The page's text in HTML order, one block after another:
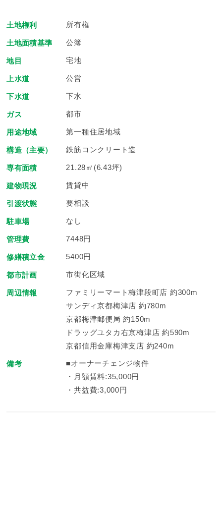
土地権利 所有権
土地面積基準 公簿
地目 宅地
上水道 公営
下水道 下水
ガス 都市
用途地域 第一種住居地域
構造（主要） 鉄筋コンクリート造
専有面積 21.28㎡(6.43坪)
建物現況 賃貸中
引渡状態 要相談
駐車場 なし
管理費 7448円
修繕積立金 5400円
都市計画 市街化区域
周辺情報
ファミリーマート梅津段町店 約300m
サンディ京都梅津店 約780m
京都梅津郵便局 約150m
ドラッグユタカ右京梅津店 約590m
京都信用金庫梅津支店 約240m
備考
■オーナーチェンジ物件
・月額賃料:35,000円
・共益費:3,000円